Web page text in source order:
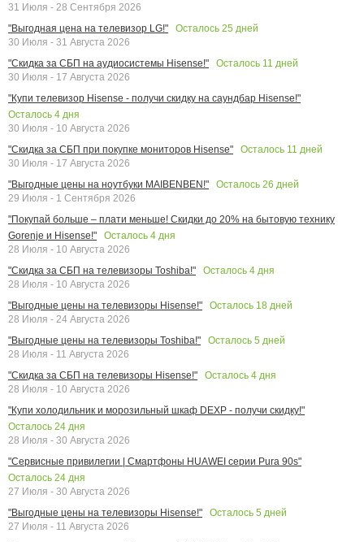
31 Июля - 28 Сентября 2026
"Выгодная цена на телевизор LG!"
Осталось 25 дней
30 Июля - 31 Августа 2026
"Скидка за СБП на аудиосистемы Hisense!"
Осталось 11 дней
30 Июля - 17 Августа 2026
"Купи телевизор Hisense - получи скидку на саундбар Hisense!"
Осталось 4 дня
30 Июля - 10 Августа 2026
"Скидка за СБП при покупке мониторов Hisense"
Осталось 11 дней
30 Июля - 17 Августа 2026
"Выгодные цены на ноутбуки MAIBENBEN!"
Осталось 26 дней
29 Июля - 1 Сентября 2026
"Покупай больше – плати меньше! Скидки до 20% на бытовую технику
Gorenje и Hisense!"
Осталось 4 дня
28 Июля - 10 Августа 2026
"Скидка за СБП на телевизоры Toshiba!"
Осталось 4 дня
28 Июля - 10 Августа 2026
"Выгодные цены на телевизоры Hisense!"
Осталось 18 дней
28 Июля - 24 Августа 2026
"Выгодные цены на телевизоры Toshiba!"
Осталось 5 дней
28 Июля - 11 Августа 2026
"Скидка за СБП на телевизоры Hisense!"
Осталось 4 дня
28 Июля - 10 Августа 2026
"Купи холодильник и морозильный шкаф DEXP - получи скидку!"
Осталось 24 дня
28 Июля - 30 Августа 2026
"Сервисные привилегии | Смартфоны HUAWEI серии Pura 90s"
Осталось 24 дня
27 Июля - 30 Августа 2026
"Выгодные цены на телевизоры Hisense!"
Осталось 5 дней
27 Июля - 11 Августа 2026